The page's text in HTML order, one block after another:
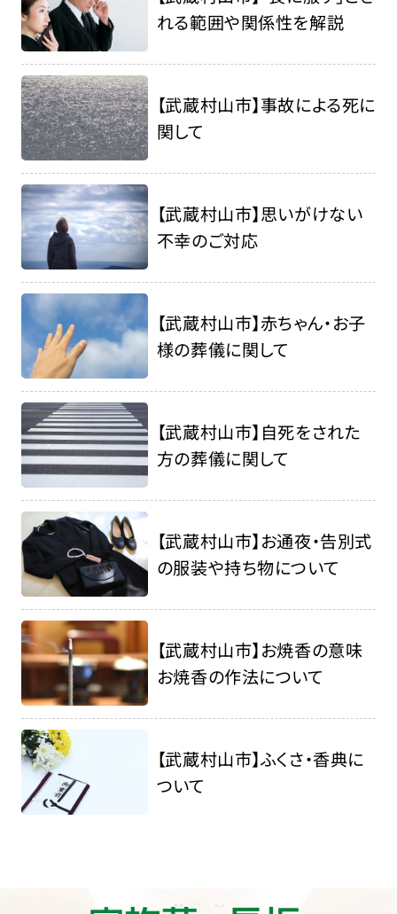
れる範囲や関係性を解説
【武蔵村山市】事故による死に
関して
【武蔵村山市】思いがけない
不幸のご対応
【武蔵村山市】赤ちゃん・お子
様の葬儀に関して
【武蔵村山市】自死をされた
方の葬儀に関して
【武蔵村山市】お通夜・告別式
の服装や持ち物について
【武蔵村山市】お焼香の意味
お焼香の作法について
【武蔵村山市】ふくさ・香典に
ついて